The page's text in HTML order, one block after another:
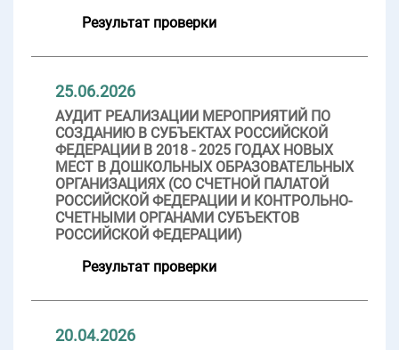
Результат проверки
25.06.2026
АУДИТ РЕАЛИЗАЦИИ МЕРОПРИЯТИЙ ПО
СОЗДАНИЮ В СУБЪЕКТАХ РОССИЙСКОЙ
ФЕДЕРАЦИИ В 2018 - 2025 ГОДАХ НОВЫХ
МЕСТ В ДОШКОЛЬНЫХ ОБРАЗОВАТЕЛЬНЫХ
ОРГАНИЗАЦИЯХ (СО СЧЕТНОЙ ПАЛАТОЙ
РОССИЙСКОЙ ФЕДЕРАЦИИ И КОНТРОЛЬНО-
СЧЕТНЫМИ ОРГАНАМИ СУБЪЕКТОВ
РОССИЙСКОЙ ФЕДЕРАЦИИ)
Результат проверки
20.04.2026